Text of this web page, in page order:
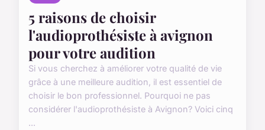
5 raisons de choisir
l'audioprothésiste à avignon
pour votre audition
Si vous cherchez à améliorer votre qualité de vie
grâce à une meilleure audition, il est essentiel de
choisir le bon professionnel. Pourquoi ne pas
considérer l'audioprothésiste à Avignon? Voici cinq
...